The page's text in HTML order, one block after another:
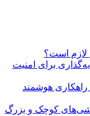
است؟
برای امنیت
هوشمند
کوچک و بزرگ